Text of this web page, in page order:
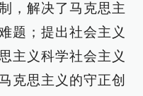
，解决了马克思主
题；提出社会主义
主义科学社会主义
克思主义的守正创